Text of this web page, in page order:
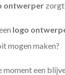
ontwerper zorgt
logo
mogen maken?
moment een